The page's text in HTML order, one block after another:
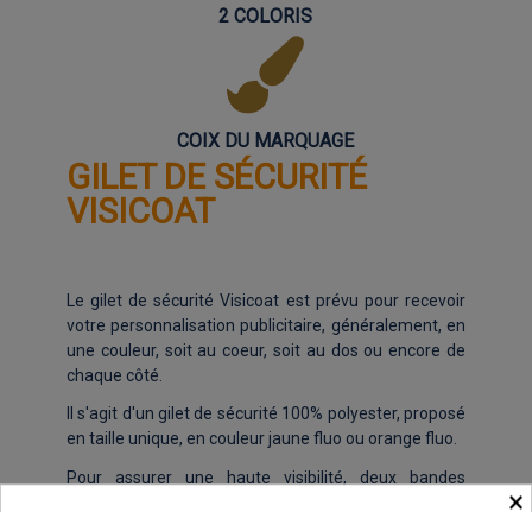
2 COLORIS
COIX DU MARQUAGE
GILET DE SÉCURITÉ
VISICOAT
Le gilet de sécurité Visicoat est prévu pour recevoir
votre personnalisation publicitaire, généralement, en
une couleur, soit au coeur, soit au dos ou encore de
chaque côté.
Il s'agit d'un gilet de sécurité 100% polyester, proposé
en taille unique, en couleur jaune fluo ou orange fluo.
Pour assurer une haute visibilité, deux bandes
×